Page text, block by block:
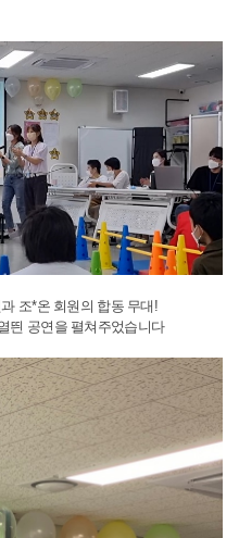
조*온 회원의 합동 무대!
띈 공연을 펼쳐주었습니다